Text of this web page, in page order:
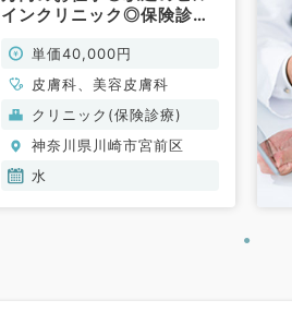
インクリニック◎保険診療
科／非常勤）
単価40,000円
皮膚科、美容皮膚科
クリニック(保険診療)
神奈川県川崎市宮前区
水